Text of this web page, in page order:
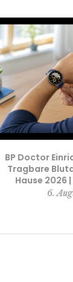
BP Doctor
Tragbare
Hause 2026
6.